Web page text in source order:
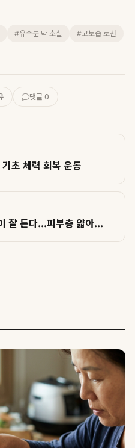
#유수분 막 소실
#고보습 로션
댓글 0
초 체력 회복 운동
잘 든다...피부층 얇아...